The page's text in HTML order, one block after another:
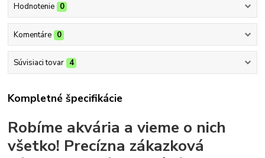
Hodnotenie 0
Komentáre 0
Súvisiaci tovar 4
Kompletné špecifikácie
Robíme akvária a vieme o nich
všetko! Precízna zákazková